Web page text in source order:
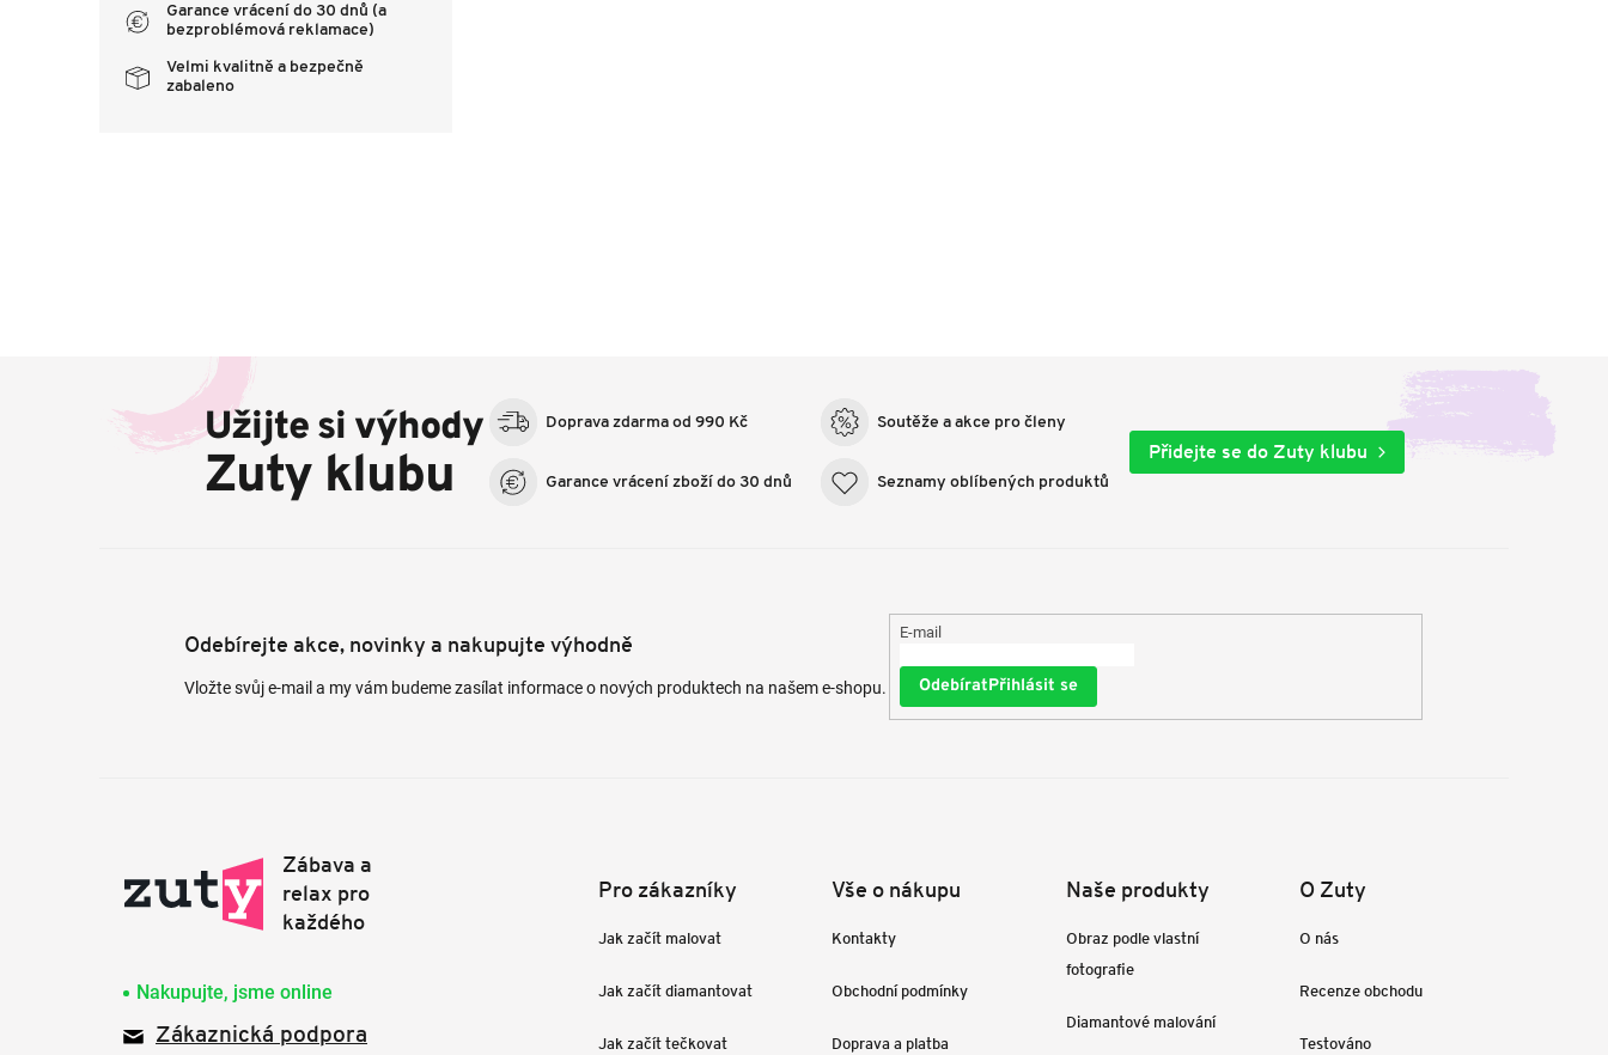
Garance vrácení do 30 dnů (a
bezproblémová reklamace)
Velmi kvalitně a bezpečně
zabaleno
Užijte si výhody
Zuty klubu
Doprava zdarma od 990 Kč
Garance vrácení zboží do 30 dnů
Soutěže a akce pro členy
Seznamy oblíbených produktů
Přidejte se do Zuty klubu
Odebírejte akce, novinky a nakupujte výhodně
Vložte svůj e-mail a my vám budeme zasílat informace o nových produktech na našem e-shopu.
E-mail
Přihlásit se
Nakupujte, jsme online
Zákaznická podpora
Pro zákazníky
Jak začít malovat
Jak začít diamantovat
Jak začít tečkovat
Vše o nákupu
Kontakty
Obchodní podmínky
Doprava a platba
Naše produkty
Obraz podle vlastní
fotografie
Diamantové malování
O Zuty
O nás
Recenze obchodu
Testováno